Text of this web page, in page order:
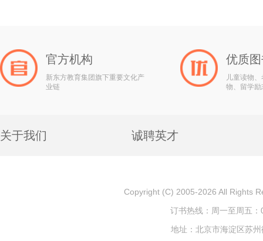
官方机构
新东方教育集团旗下重要文化产
业链
优质
儿童读物
物、留学
关于我们 诚聘英才
Copyright (C) 2005-2026 All Rights
订书热线：周一至周五
地址：北京市海淀区苏